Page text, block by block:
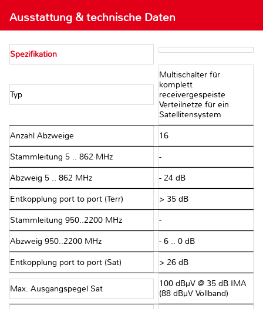
Ausstattung & technische Daten
Spezifikation
Typ
Multischalter für
komplett
receivergespeiste
Verteilnetze für ein
Satellitensystem
Anzahl Abzweige 16
Stammleitung 5 .. 862 MHz -
Abzweig 5 .. 862 MHz - 24 dB
Entkopplung port to port (Terr) > 35 dB
Stammleitung 950..2200 MHz -
Abzweig 950..2200 MHz - 6 .. 0 dB
Entkopplung port to port (Sat) > 26 dB
Max. Ausgangspegel Sat
100 dBµV @ 35 dB IMA
(88 dBµV Vollband)